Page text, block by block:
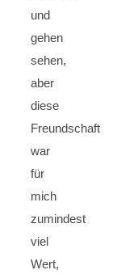
und
gehen
sehen,
aber
diese
Freundschaft
war
für
mich
zumindest
viel
Wert,